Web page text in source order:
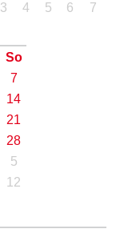
3 4 5 6 7
So
7
14
21
28
5
12